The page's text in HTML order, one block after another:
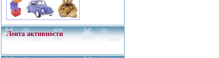
Лента активности